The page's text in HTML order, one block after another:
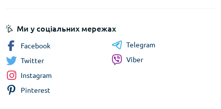
Ми у соціальних мережах
Facebook
Twitter
Instagram
Pinterest
Telegram
Viber